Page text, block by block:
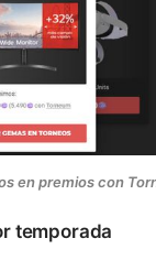
en premios con
temporada